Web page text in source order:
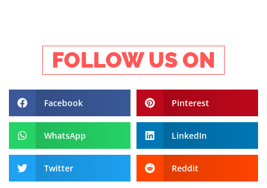
FOLLOW US ON
Facebook Pinterest
WhatsApp LinkedIn
Twitter Reddit